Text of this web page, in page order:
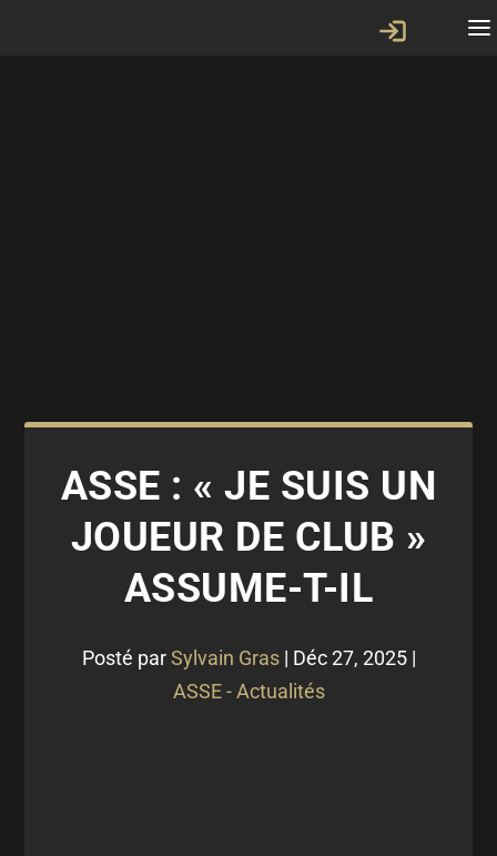
ASSE : « JE SUIS UN
JOUEUR DE CLUB »
ASSUME-T-IL
Posté parSylvain Gras| Déc 27, 2025|
ASSE - Actualités